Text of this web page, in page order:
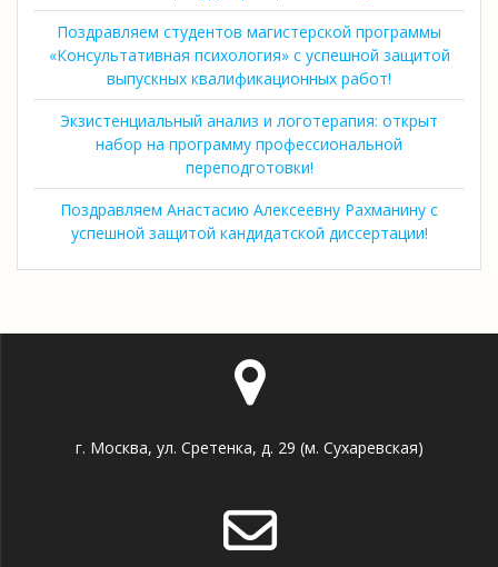
Поздравляем студентов магистерской программы
«Консультативная психология» с успешной защитой
выпускных квалификационных работ!
Экзистенциальный анализ и логотерапия: открыт
набор на программу профессиональной
переподготовки!
Поздравляем Анастасию Алексеевну Рахманину с
успешной защитой кандидатской диссертации!
г. Москва, ул. Сретенка, д. 29 (м. Сухаревская)